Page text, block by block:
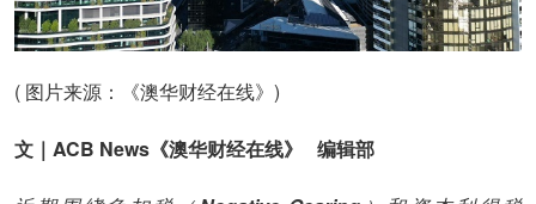
( 图片来源：《澳华财经在线》)
文｜ACB News《澳华财经在线》 编辑部